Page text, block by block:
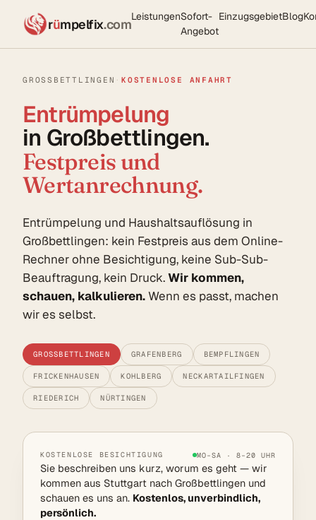
rümpelfix.comLeistungenSofort-
Angebot
EinzugsgebietBlog
GROSSBETTLINGEN ·KOSTENLOSE ANFAHRT
Entrümpelung
in Großbettlingen.
Festpreis und
Wertanrechnung.
Entrümpelung und Haushaltsauflösung in
Großbettlingen: kein Festpreis aus dem Online-
Rechner ohne Besichtigung, keine Sub-Sub-
Beauftragung, kein Druck.Wir kommen,
schauen, kalkulieren.Wenn es passt, machen
wir es selbst.
GROSSBETTLINGEN GRAFENBERG BEMPFLINGEN
FRICKENHAUSEN KOHLBERG NECKARTAILFINGEN
RIEDERICH NÜRTINGEN
KOSTENLOSE BESICHTIGUNG MO–SA · 8–20 UHR
Sie beschreiben uns kurz, worum es geht — wir
kommen aus Stuttgart nach Großbettlingen und
schauen es uns an. Kostenlos, unverbindlich,
persönlich.